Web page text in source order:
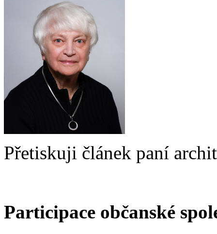
Přetiskuji článek paní
Participace občanské